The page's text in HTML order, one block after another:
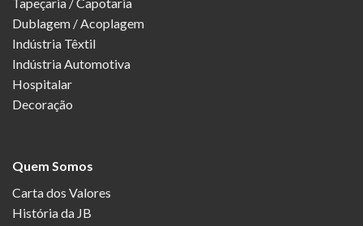
Dublagem / Acoplagem
Indústria Têxtil
Indústria Automotiva
Hospitalar
Decoração
Quem Somos
Carta dos Valores
História da JB